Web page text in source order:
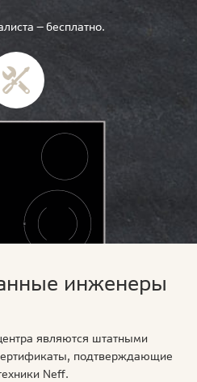
— бесплатно.
инженеры
являются штатными
подтверждающие
Neff.